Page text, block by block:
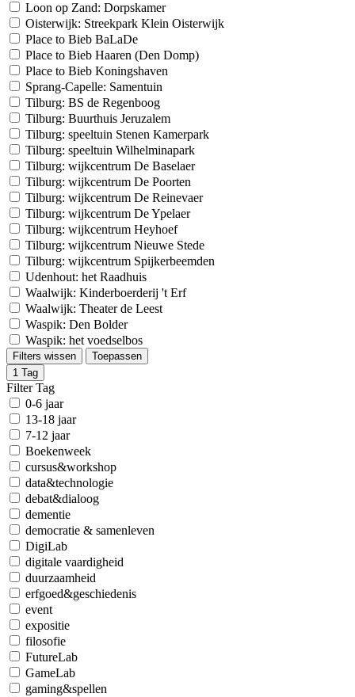
Loon op Zand: Dorpskamer
Oisterwijk: Streekpark Klein Oisterwijk
Place to Bieb BaLaDe
Place to Bieb Haaren (Den Domp)
Place to Bieb Koningshaven
Sprang-Capelle: Samentuin
Tilburg: BS de Regenboog
Tilburg: Buurthuis Jeruzalem
Tilburg: speeltuin Stenen Kamerpark
Tilburg: speeltuin Wilhelminapark
Tilburg: wijkcentrum De Baselaer
Tilburg: wijkcentrum De Poorten
Tilburg: wijkcentrum De Reinevaer
Tilburg: wijkcentrum De Ypelaer
Tilburg: wijkcentrum Heyhoef
Tilburg: wijkcentrum Nieuwe Stede
Tilburg: wijkcentrum Spijkerbeemden
Udenhout: het Raadhuis
Waalwijk: Kinderboerderij 't Erf
Waalwijk: Theater de Leest
Waspik: Den Bolder
Waspik: het voedselbos
Filters wissen
Toepassen
1 Tag
Filter Tag
0-6 jaar
13-18 jaar
7-12 jaar
Boekenweek
cursus&workshop
data&technologie
debat&dialoog
dementie
democratie & samenleven
DigiLab
digitale vaardigheid
duurzaamheid
erfgoed&geschiedenis
event
expositie
filosofie
FutureLab
GameLab
gaming&spellen